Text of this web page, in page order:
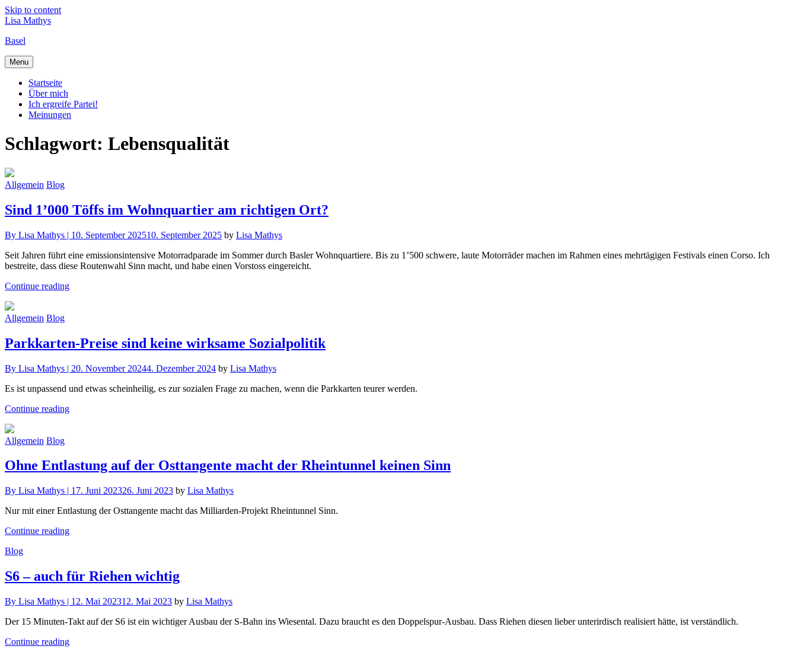
Skip to content
Lisa Mathys
Basel
Menu
Startseite
Über mich
Ich ergreife Partei!
Meinungen
Schlagwort: Lebensqualität
Allgemein Blog
Sind 1’000 Töffs im Wohnquartier am richtigen Ort?
By Lisa Mathys | 10. September 202510. September 2025 by Lisa Mathys
Seit Jahren führt eine emissionsintensive Motorradparade im Sommer durch Basler Wohnquartiere. Bis zu 1’500 schwere, laute Motorräder machen im Rahmen eines mehrtägigen Festivals einen Corso. Ich
bestreite, dass diese Routenwahl Sinn macht, und habe einen Vorstoss eingereicht.
Continue reading
Allgemein Blog
Parkkarten-Preise sind keine wirksame Sozialpolitik
By Lisa Mathys | 20. November 20244. Dezember 2024 by Lisa Mathys
Es ist unpassend und etwas scheinheilig, es zur sozialen Frage zu machen, wenn die Parkkarten teurer werden.
Continue reading
Allgemein Blog
Ohne Entlastung auf der Osttangente macht der Rheintunnel keinen Sinn
By Lisa Mathys | 17. Juni 202326. Juni 2023 by Lisa Mathys
Nur mit einer Entlastung der Osttangente macht das Milliarden-Projekt Rheintunnel Sinn.
Continue reading
Blog
S6 – auch für Riehen wichtig
By Lisa Mathys | 12. Mai 202312. Mai 2023 by Lisa Mathys
Der 15 Minuten-Takt auf der S6 ist ein wichtiger Ausbau der S-Bahn ins Wiesental. Dazu braucht es den Doppelspur-Ausbau. Dass Riehen diesen lieber unterirdisch realisiert hätte, ist verständlich.
Continue reading